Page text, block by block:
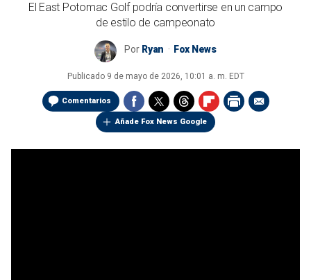
El East Potomac Golf podría convertirse en un campo
de estilo de campeonato
Por Ryan Fox News
Publicado 9 de mayo de 2026, 10:01 a. m. EDT
Comentarios
Añade Fox News Google